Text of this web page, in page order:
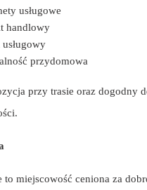
usługowe
handlowy
przydomowa
przy trasie oraz dogodny
to miejscowość ceniona za